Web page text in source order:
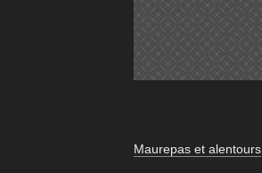
Maurepas et alentours